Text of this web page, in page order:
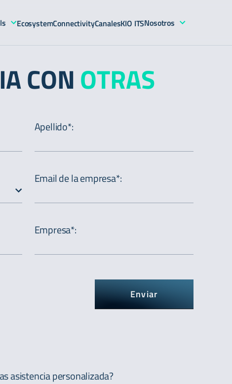
EcosystemConnectivityCanalesKIO ITSNosotros
CONOTRAS
Apellido*:
Email de la empresa*:
Empresa*:
Enviar
asistencia personalizada?